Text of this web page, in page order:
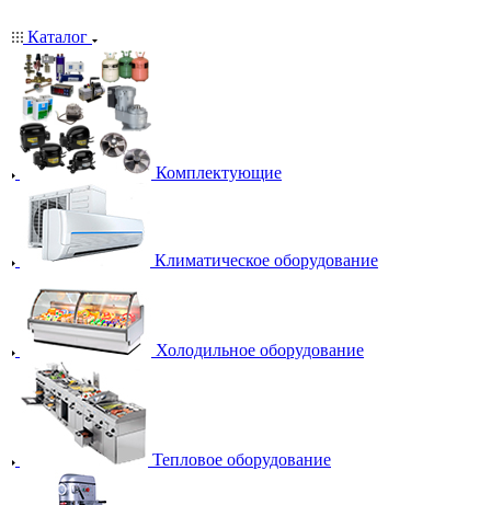
Каталог
Комплектующие
Климатическое оборудование
Холодильное оборудование
Тепловое оборудование